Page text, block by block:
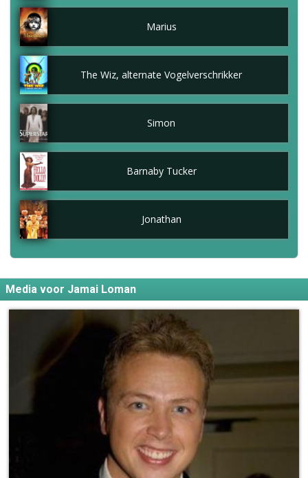
Marius
The Wiz, alternate Vogelverschrikker
Simon
Barnaby Tucker
Jonathan
Media voor Jamai Loman